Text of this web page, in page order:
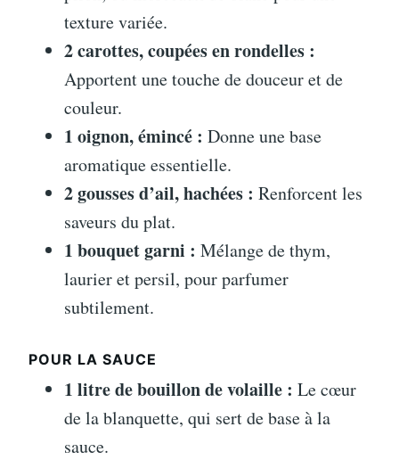
texture variée.
2 carottes, coupées en rondelles :
Apportent une touche de douceur et de
couleur.
1 oignon, émincé : Donne une base
aromatique essentielle.
2 gousses d’ail, hachées : Renforcent les
saveurs du plat.
1 bouquet garni : Mélange de thym,
laurier et persil, pour parfumer
subtilement.
POUR LA SAUCE
1 litre de bouillon de volaille : Le cœur
de la blanquette, qui sert de base à la
sauce.